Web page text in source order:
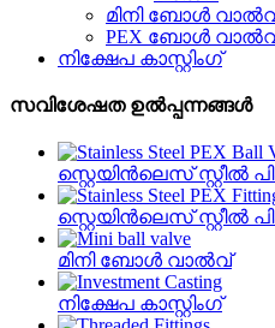
മിനി ബോൾ
PEX ബോൾ
നിക്ഷേപ കാസ്റ്റിംഗ്
സവിശേഷത ഉൽപ്പന്നങ്ങൾ
സ്റ്റെയിൻ‌ലെസ്
സ്റ്റെയിൻ‌ലെസ് സ്റ്റീൽ
മിനി ബോൾ വാൽവ്
നിക്ഷേപ കാസ്റ്റിംഗ്